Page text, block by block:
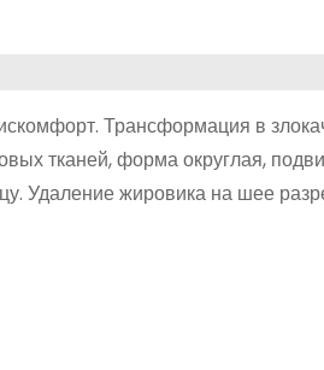
Трансформация в
тканей, форма округлая,
Удаление жировика на шее